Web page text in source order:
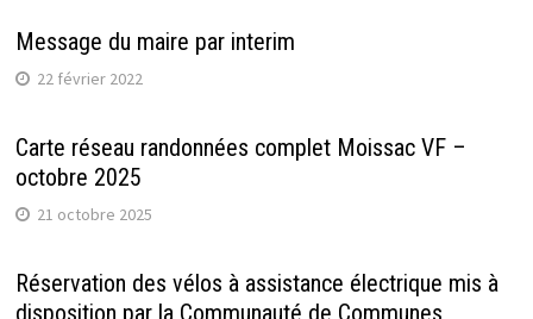
Message du maire par interim
22 février 2022
Carte réseau randonnées complet Moissac VF –
octobre 2025
21 octobre 2025
Réservation des vélos à assistance électrique mis à